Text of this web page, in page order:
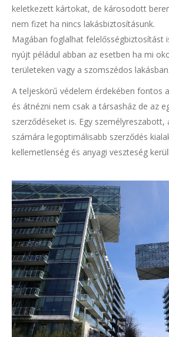
keletkezett kártokat, de károsodott
nem fizet ha nincs lakásbiztosításunk.
Magában foglalhat felelősségbiztosítást
nyújt péládul abban az esetben ha mi
területeken vagy a szomszédos lakásban.
A teljeskörű védelem érdekében fontos
és átnézni nem csak a társasház de az
szerződéseket is. Egy személyreszabott,
számára legoptimálisabb szerződés
kellemetlenség és anyagi veszteség